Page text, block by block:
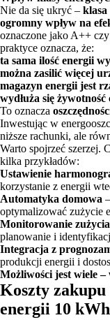
Nie da się ukryć – klasa
ogromny wpływ na
oznaczone jako A++
praktyce oznacza, że:
ta sama ilość energii
można zasilić więcej
magazyn energii jest
wydłuża się żywotność
To oznacza
Inwestując w
niższe rachunki, ale
Warto spojrzeć szerzej.
kilka przykładów:
Ustawienie
korzystanie z energii
Automatyka domowa
optymalizować zużycie
Monitorowanie zużycia
planowanie i
Integracja z
produkcji energii i
Możliwości jest wiele
Koszty
energii 10 kWh